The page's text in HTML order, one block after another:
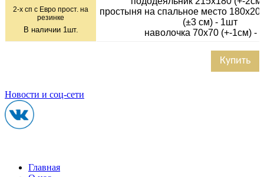
2-х сп с Евро прост. на
резинке
В наличии 1 шт.
простыня на спальное место
(±3 см) - 1шт
наволочка 70х70 (+-1см) -
Купить
Новости и соц-сети
Главная